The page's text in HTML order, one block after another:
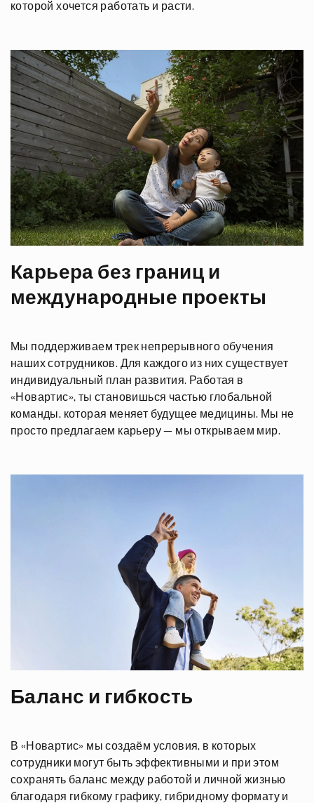
которой хочется работать и расти.
Карьера без границ и
международные проекты
Мы поддерживаем трек непрерывного обучения
наших сотрудников. Для каждого из них существует
индивидуальный план развития. Работая в
«Новартис», ты становишься частью глобальной
команды, которая меняет будущее медицины. Мы не
просто предлагаем карьеру — мы открываем мир.
Баланс и гибкость
В «Новартис» мы создаём условия, в которых
сотрудники могут быть эффективными и при этом
сохранять баланс между работой и личной жизнью
благодаря гибкому графику, гибридному формату и